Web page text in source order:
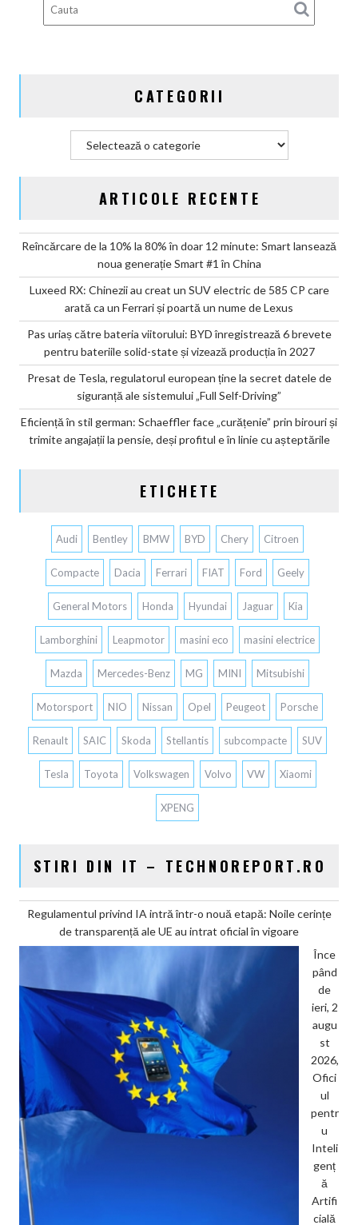
CATEGORII
ARTICOLE RECENTE
Reîncărcare de la 10% la 80% în doar 12 minute: Smart lansează
noua generație Smart #1 în China
Luxeed RX: Chinezii au creat un SUV electric de 585 CP care
arată ca un Ferrari și poartă un nume de Lexus
Pas uriaș către bateria viitorului: BYD înregistrează 6 brevete
pentru bateriile solid-state și vizează producția în 2027
Presat de Tesla, regulatorul european ține la secret datele de
siguranță ale sistemului „Full Self-Driving”
Eficiență în stil german: Schaeffler face „curățenie” prin birouri și
trimite angajații la pensie, deși profitul e în linie cu așteptările
ETICHETE
Audi Bentley BMW BYD Chery Citroen
Compacte Dacia Ferrari FIAT Ford Geely
General Motors Honda Hyundai Jaguar Kia
Lamborghini Leapmotor masini eco masini electrice
Mazda Mercedes-Benz MG MINI Mitsubishi
Motorsport NIO Nissan Opel Peugeot Porsche
Renault SAIC Skoda Stellantis subcompacte SUV
Tesla Toyota Volkswagen Volvo VW Xiaomi
XPENG
STIRI DIN IT – TECHNOREPORT.RO
Regulamentul privind IA intră într-o nouă etapă: Noile cerințe
de transparență ale UE au intrat oficial în vigoare
Înce
pând
de
ieri, 2
augu
st
2026,
Ofici
ul
pentr
u
Inteli
genț
ă
Artifi
cială